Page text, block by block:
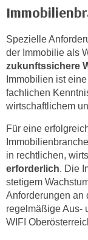
Spezielle
der Immobilie als
zukunftssichere
Immobilien ist
fachlichen
wirtschaftlichem
Für eine
in rechtlichen,
erforderlich. Die
stetigem
Anforderungen an
regelmäßige Aus-
WIFI
b
n
e
r
,
e
r
D
e
n